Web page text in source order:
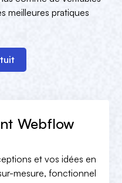
meilleures pratiques
Webflow
et vos idées en
mesure, fonctionnel